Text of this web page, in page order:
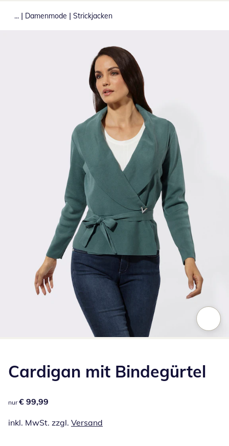
... | Damenmode | Strickjacken
Cardigan mit Bindegürtel
€ 99,99
nur € 99,99
inkl. MwSt. zzgl. Versand